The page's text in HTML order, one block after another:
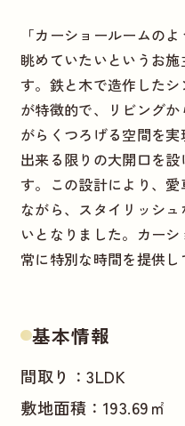
「カーショールームの
眺めていたいというお
す。鉄と木で造作した
が特徴的で、リビング
がらくつろげる空間を
出来る限りの大開口を
す。この設計により、
ながら、スタイリッシ
いとなりました。カー
常に特別な時間を提供し
基本情報
間取り：3LDK
敷地面積：193.69㎡